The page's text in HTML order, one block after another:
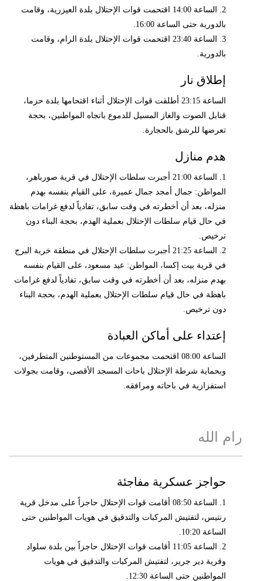
2. الساعة 14:00 اقتحمت قوات الإحتلال بلدة العيزرية، وقامت
بالدورية حتى الساعة 16:00.
3. الساعة 23:40 اقتحمت قوات الإحتلال بلدة الرام، وقامت
بالدورية.
إطلاق نار
الساعة 23:15 أطلقت قوات الإحتلال أثناء اقتحامها بلدة حزما،
قنابل الصوت والغاز المسيل للدموع باتجاه المواطنين، بحجة
تعرضها للرشق بالحجارة.
هدم منازل
1. الساعة 21:00 أجبرت سلطات الإحتلال في قرية صورباهر،
المواطن: جمال أمجد جمال عميرة، على القيام بنفسه بهدم
منزله، بعد أن أخطرته في وقت سابق، تفادياً لدفع غرامات باهظة
في حال قيام سلطات الإحتلال بعملية الهدم، بحجة البناء دون
ترخيص.
2. الساعة 21:25 أجبرت سلطات الإحتلال في منطقة خربة البرج
في قرية بيت إكسا، المواطن: عيد مسعود، على القيام بنفسه
بهدم منزله، بعد أن أخطرته في وقت سابق، تفادياً لدفع غرامات
باهظة في حال قيام سلطات الإحتلال بعملية الهدم، بحجة البناء
دون ترخيص.
إعتداء على أماكن العبادة
الساعة 08:00 اقتحمت مجموعات من المستوطنين المتطرفين،
وبحماية شرطة الإحتلال باحات المسجد الأقصى، وقامت بجولات
استفزازية في باحاته ومرافقه.
رام الله
حواجز عسكرية مفاجئة
1. الساعة 08:50 أقامت قوات الإحتلال حاجزاً على مدخل قرية
رنتيس، لتفتيش المركبات والتدقيق في هويات المواطنين حتى
الساعة 10:20.
2. الساعة 11:05 أقامت قوات الإحتلال حاجزاً بين بلدة سلواد
وقرية دير جرير، لتفتيش المركبات والتدقيق في هويات
المواطنين حتى الساعة 12:30.